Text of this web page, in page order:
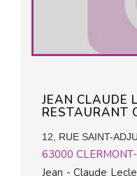
JEAN CLAUDE
RESTAURANT
12, RUE SAINT-
63000
Jean - Claude